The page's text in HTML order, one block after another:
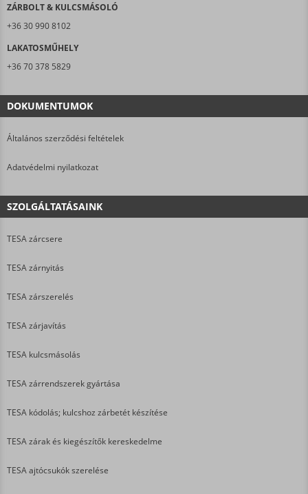
ZÁRBOLT & KULCSMÁSOLÓ
+36 30 990 8102
LAKATOSMŰHELY
+36 70 378 5829
DOKUMENTUMOK
Általános szerződési feltételek
Adatvédelmi nyilatkozat
SZOLGÁLTATÁSAINK
TESA zárcsere
TESA zárnyitás
TESA zárszerelés
TESA zárjavítás
TESA kulcsmásolás
TESA zárrendszerek gyártása
TESA kódolás; kulcshoz zárbetét készítése
TESA zárak és kiegészítők kereskedelme
TESA ajtócsukók szerelése